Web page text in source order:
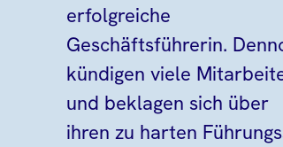
erfolgreiche
Geschäftsführerin.
kündigen viele
und beklagen sich über
ihren zu harten